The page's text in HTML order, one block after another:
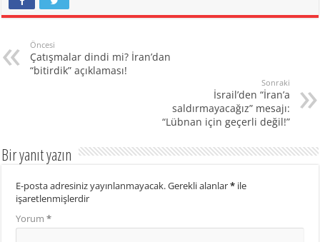
Öncesi
Çatışmalar dindi mi? İran’dan
“bitirdik” açıklaması!
Sonraki
İsrail’den “İran’a
saldırmayacağız” mesajı:
“Lübnan için geçerli değil!”
Bir yanıt yazın
E-posta adresiniz yayınlanmayacak.Gerekli alanlar* ile
işaretlenmişlerdir
Yorum*